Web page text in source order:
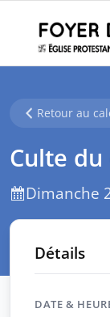
Retour au
Culte
Dimanche
Détails
DATE &